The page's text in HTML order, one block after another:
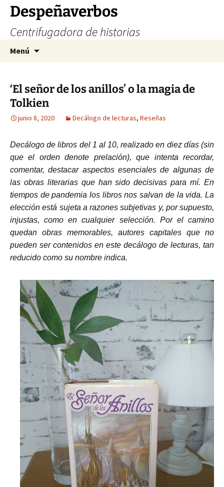
Saltar
contenido
Despeñaverbos
Centrifugadora de historias
Menú
‘El señor de los anillos’ o la magia de
Tolkien
junio 8, 2020 Decálogo de lecturas, Reseñas
Decálogo de libros del 1 al 10, realizado en diez días (sin
que el orden denote prelación), que intenta recordar,
comentar, destacar aspectos esenciales de algunas de
las obras literarias que han sido decisivas para mí. En
tiempos de pandemia los libros nos salvan de la vida. La
elección está sujeta a razones subjetivas y, por supuesto,
injustas, como en cualquier selección. Por el camino
quedan obras memorables, autores capitales que no
pueden ser contenidos en este decálogo de lecturas, tan
reducido como su nombre indica.